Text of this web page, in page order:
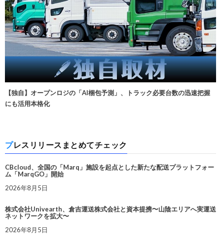
【独自】オープンロジの「AI梱包予測」、トラック必要台数の迅速把握
にも活用本格化
プレスリリースまとめてチェック
CBcloud、全国の「Marq」施設を起点とした新たな配送プラットフォー
ム「MarqGO」開始
2026年8月5日
株式会社Univearth、倉吉運送株式会社と資本提携〜山陰エリアへ実運送
ネットワークを拡大〜
2026年8月5日